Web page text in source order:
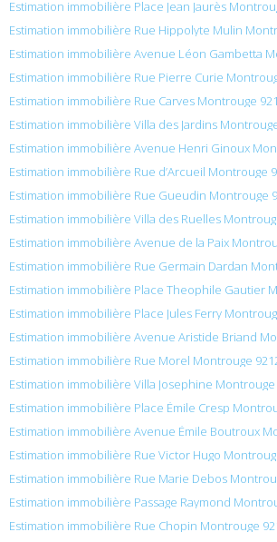
Estimation immobilière Place Jean Jaurès
Estimation immobilière Rue Hippolyte Mulin
Estimation immobilière Avenue Léon Gambetta
Estimation immobilière Rue Pierre Curie
Estimation immobilière Rue Carves Montrouge
Estimation immobilière Villa des Jardins
Estimation immobilière Avenue Henri Ginoux
Estimation immobilière Rue d’Arcueil Montrouge
Estimation immobilière Rue Gueudin Montrouge
Estimation immobilière Villa des Ruelles
Estimation immobilière Avenue de la Paix
Estimation immobilière Rue Germain Dardan
Estimation immobilière Place Theophile Gautier
Estimation immobilière Place Jules Ferry
Estimation immobilière Avenue Aristide Briand
Estimation immobilière Rue Morel Montrouge
Estimation immobilière Villa Josephine Montrouge
Estimation immobilière Place Émile Cresp
Estimation immobilière Avenue Émile Boutroux
Estimation immobilière Rue Victor Hugo
Estimation immobilière Rue Marie Debos
Estimation immobilière Passage Raymond
Estimation immobilière Rue Chopin Montrouge